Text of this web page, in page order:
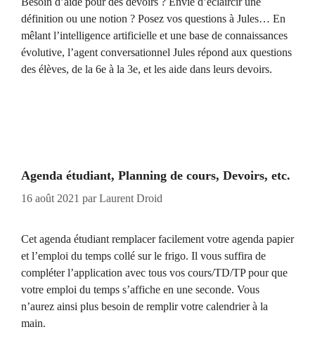
définition ou une notion ? Posez vos questions à Jules… En
mêlant l’intelligence artificielle et une base de connaissances
évolutive, l’agent conversationnel Jules répond aux questions
des élèves, de la 6e à la 3e, et les aide dans leurs devoirs.
Agenda étudiant, Planning de cours, Devoirs, etc.
16 août 2021 parLaurent Droid
Cet agenda étudiant remplacer facilement votre agenda papier
et l’emploi du temps collé sur le frigo. Il vous suffira de
compléter l’application avec tous vos cours/TD/TP pour que
votre emploi du temps s’affiche en une seconde. Vous
n’aurez ainsi plus besoin de remplir votre calendrier à la
main.